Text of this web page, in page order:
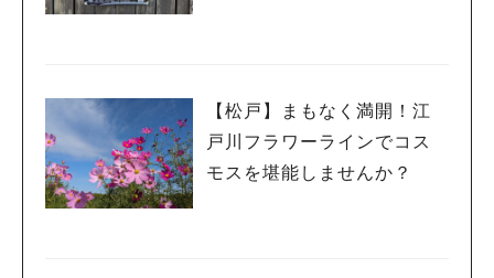
【松戸】まもなく満開！江
戸川フラワーラインでコス
モスを堪能しませんか？